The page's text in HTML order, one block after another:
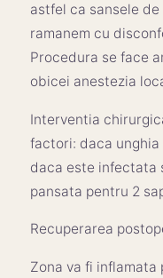
astfel ca sansele
ramanem cu
Procedura se face
obicei anestezia
Interventia
factori: daca
daca este infectata
pansata pentru 2
Recuperarea
Zona va fi